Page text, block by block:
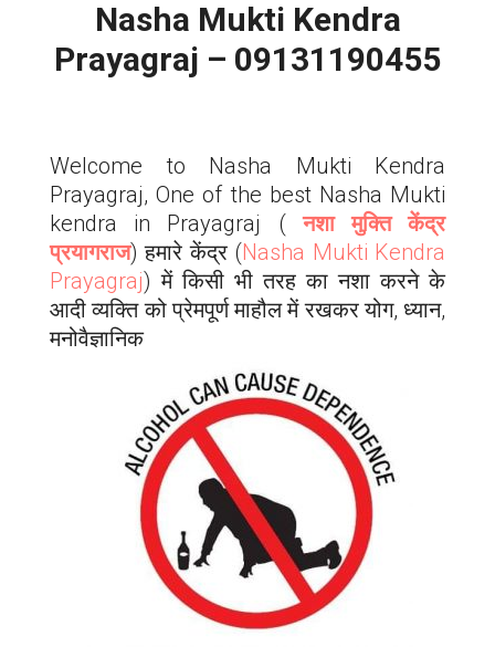
Nasha Mukti Kendra
Prayagraj – 09131190455
Welcome to Nasha Mukti Kendra
Prayagraj, One of the best Nasha Mukti
kendra in Prayagraj (नशा मुक्ति केंद्र
प्रयागराज) हमारे केंद्र (Nasha Mukti Kendra
Prayagraj) में किसी भी तरह का नशा करने के
आदी व्यक्ति को प्रेमपूर्ण माहौल में रखकर योग, ध्यान,
मनोवैज्ञानिक